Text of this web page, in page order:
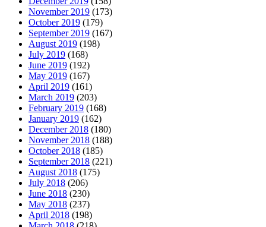
November 2019 (173)
October 2019 (179)
September 2019 (167)
August 2019 (198)
July 2019 (168)
June 2019 (192)
May 2019 (167)
April 2019 (161)
March 2019 (203)
February 2019 (168)
January 2019 (162)
December 2018 (180)
November 2018 (188)
October 2018 (185)
September 2018 (221)
August 2018 (175)
July 2018 (206)
June 2018 (230)
May 2018 (237)
April 2018 (198)